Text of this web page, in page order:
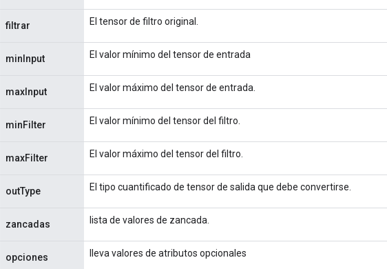
filtrar El tensor de filtro original.
minInput El valor mínimo del tensor de entrada
maxInput El valor máximo del tensor de entrada.
minFilter El valor mínimo del tensor del filtro.
maxFilter El valor máximo del tensor del filtro.
outType El tipo cuantificado de tensor de salida que debe convertirse.
zancadas lista de valores de zancada.
opciones lleva valores de atributos opcionales